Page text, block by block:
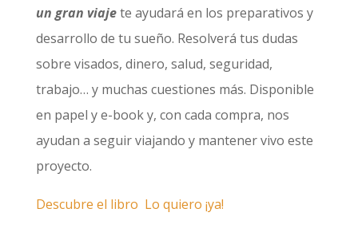
un gran viajete ayudará en los preparativos y
desarrollo de tu sueño. Resolverá tus dudas
sobre visados, dinero, salud, seguridad,
trabajo… y muchas cuestiones más. Disponible
en papel y e-book y, con cada compra, nos
ayudan a seguir viajando y mantener vivo este
proyecto.
Descubre el libro Lo quiero ¡ya!